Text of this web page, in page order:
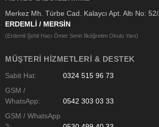
Merkez Mh. Türbe Cad. Kalaycı Apt. Altı No:
ERDEMLİ / MERSİN
(Erdemli Şehit Hacı Ömer Serin İlköğretim Okulu Yanı)
MÜŞTERI HIZMETLERI & DESTEK
Sabit Hat:
0324 515 96 73
GSM /
WhatsApp:
0542 303 03 33
GSM / WhatsApp